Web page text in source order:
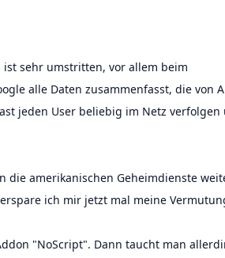
sehr umstritten, vor allem beim
alle Daten zusammenfasst, die von
jeden User beliebig im Netz verfolgen
die amerikanischen Geheimdienste
ich mir jetzt mal meine
"NoScript". Dann taucht man